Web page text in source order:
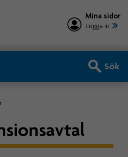
Mina sidor
Logga in
Sök